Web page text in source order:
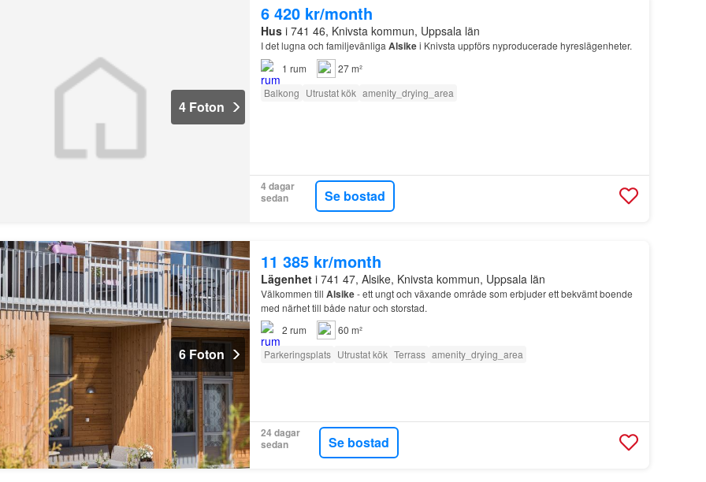
4 Foton
6 420 kr/month
Husi 741 46, Knivsta kommun, Uppsala län
I det lugna och familjevänliga Alsikei Knivsta uppförs nyproducerade hyreslägenheter.
1 rum
27 m²
Balkong Utrustat kök amenity_drying_area
4 dagar
sedan
Se bostad
6 Foton
11 385 kr/month
Lägenheti 741 47, Alsike, Knivsta kommun, Uppsala län
Välkommen till Alsike- ett ungt och växande område som erbjuder ett bekvämt boende
med närhet till både natur och storstad.
2 rum
60 m²
Parkeringsplats Utrustat kök Terrass amenity_drying_area
24 dagar
sedan
Se bostad